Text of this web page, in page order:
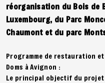
réorganisation du Bois de
Luxembourg, du Parc
Chaumont et du parc
Programme de restauration et
Doms à Avignon :
Le principal objectif du